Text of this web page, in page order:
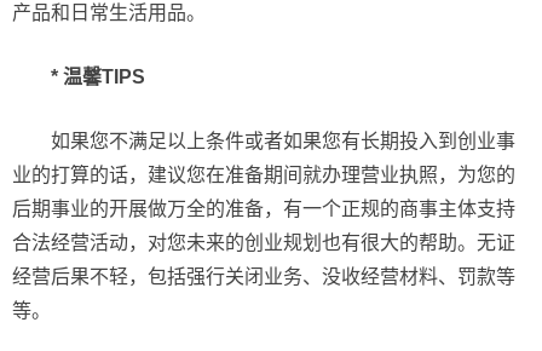
产品和日常生活用品。
* 温馨TIPS
如果您不满足以上条件或者如果您有长期投入到创业事
业的打算的话，建议您在准备期间就办理营业执照，为您的
后期事业的开展做万全的准备，有一个正规的商事主体支持
合法经营活动，对您未来的创业规划也有很大的帮助。无证
经营后果不轻，包括强行关闭业务、没收经营材料、罚款等
等。